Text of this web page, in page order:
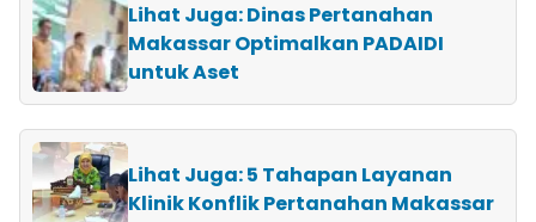
Lihat Juga: Dinas Pertanahan
Makassar Optimalkan PADAIDI
untuk Aset
Lihat Juga: 5 Tahapan Layanan
Klinik Konflik Pertanahan Makassar